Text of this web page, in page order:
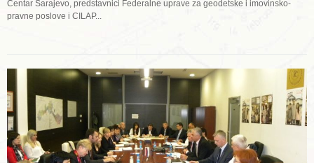
Centar Sarajevo, predstavnici Federalne uprave za geodetske i imovinsko-
pravne poslove i CILAP...